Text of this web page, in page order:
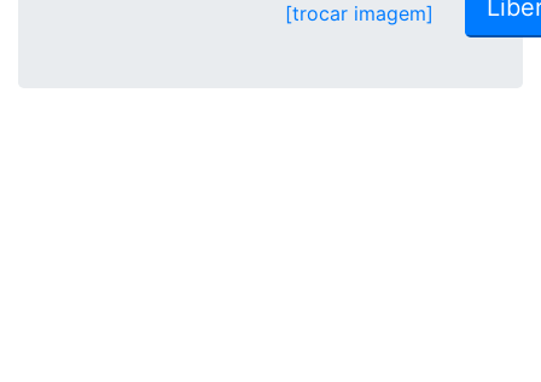
[trocar imagem]